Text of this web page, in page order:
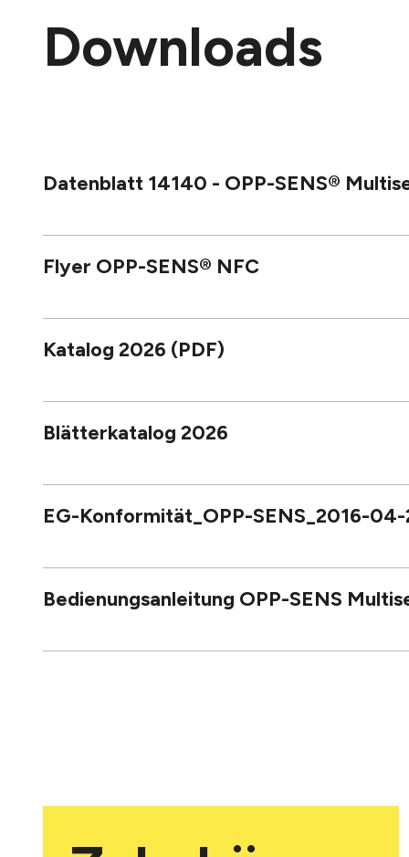
Downloads
Datenblatt 14140 - OPP-SENS®
Flyer OPP-SENS® NFC
Katalog 2026 (PDF)
Blätterkatalog 2026
EG-Konformität_OPP-SENS_2016-
Bedienungsanleitung OPP-SENS